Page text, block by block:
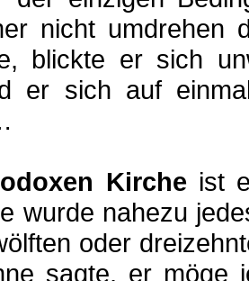
nicht
blickte er sich
er sich auf
Kirche ist
wurde nahezu
oder
sagte, er möge